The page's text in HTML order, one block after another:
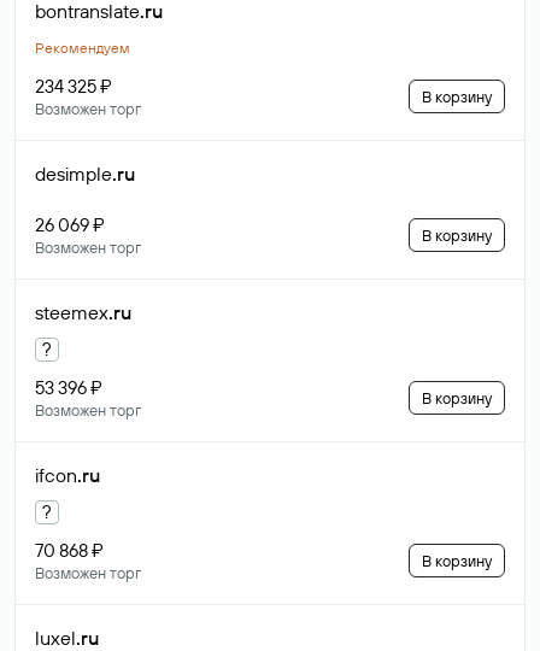
bontranslate.ru
Рекомендуем
234 325 ₽
Возможен торг
В корзину
desimple.ru
26 069 ₽
Возможен торг
В корзину
steemex.ru
?
53 396 ₽
Возможен торг
В корзину
ifcon.ru
?
70 868 ₽
Возможен торг
В корзину
luxel.ru